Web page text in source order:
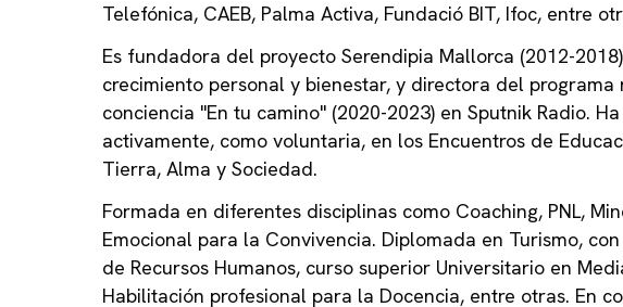
Telefónica, CAEB, Palma Activa, Fundació BIT, Ifoc, entre
Es fundadora del proyecto Serendipia Mallorca (2012-
crecimiento personal y bienestar, y directora del programa
conciencia "En tu camino" (2020-2023) en Sputnik Radio.
activamente, como voluntaria, en los Encuentros de
Tierra, Alma y Sociedad.
Formada en diferentes disciplinas como Coaching, PNL,
Emocional para la Convivencia. Diplomada en Turismo,
de Recursos Humanos, curso superior Universitario en
Habilitación profesional para la Docencia, entre otras. En